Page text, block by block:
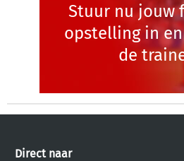
Stuur nu jouw
opstelling in
de
Direct naar